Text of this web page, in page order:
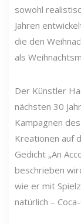
sowohl
Jahren
die den
als
Der Künstler
nächsten 30
Kampagnen
Kreationen auf
Gedicht „An
beschrieben
wie er mit
natürlich –